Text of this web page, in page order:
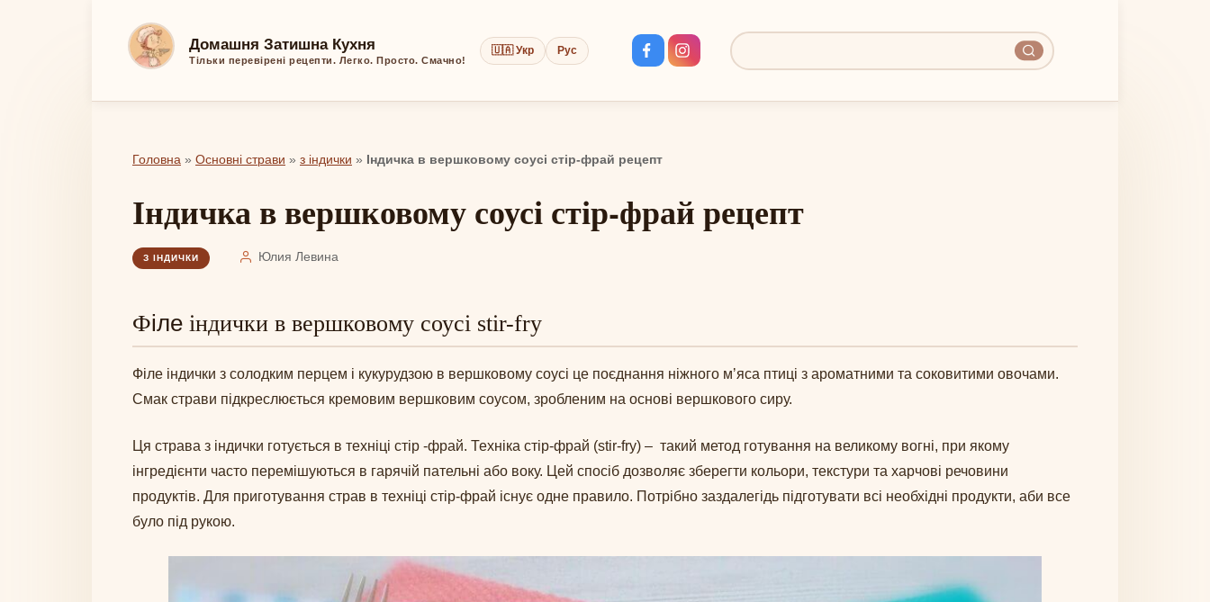
Домашня Затишна Кухня
Тільки перевірені рецепти. Легко. Просто. Смачно!
🇺🇦 Укр Рус
Пошук:
Головна » Основні страви » з індички » Індичка в вершковому соусі стір-фрай рецепт
Індичка в вершковому соусі стір-фрай рецепт
З ІНДИЧКИ Юлия Левина
Філе індички в вершковому соусі stir-fry
Філе індички з солодким перцем і кукурудзою в вершковому соусі це поєднання ніжного мʼяса птиці з ароматними та соковитими овочами.
Смак страви підкреслюється кремовим вершковим соусом, зробленим на основі вершкового сиру.
Ця страва з індички готується в техніці стір -фрай. Техніка стір-фрай (stir-fry) – такий метод готування на великому вогні, при якому
інгредієнти часто перемішуються в гарячій пательні або воку. Цей спосіб дозволяє зберегти кольори, текстури та харчові речовини
продуктів. Для приготування страв в техніці стір-фрай існує одне правило. Потрібно заздалегідь підготувати всі необхідні продукти, аби все
було під рукою.